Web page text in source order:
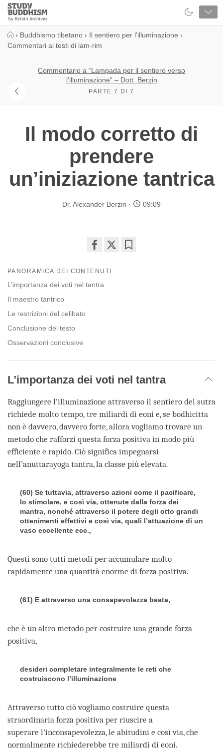
Close
Study
Buddhism
› Buddhismo tibetano › Il sentiero per l'illuminazione ›
Commentari ai testi di lam-rim
Commentario a “Lampada per il sentiero verso
l’illuminazione” – Dott. Berzin
PARTE 7 DI 7
Il modo corretto di
prendere
un’iniziazione tantrica
Dr. Alexander Berzin 09:09
on
facebook
PANORAMICA DEI CONTENUTI
L’importanza dei voti nel tantra
Il maestro tantrico
Le restrizioni del celibato
Conclusione del testo
Osservazioni conclusive
L’importanza dei voti nel tantra
Raggiungere l’illuminazione attraverso il sentiero del sutra
richiede molto tempo, tre miliardi di eoni e, se bodhicitta
non è davvero, davvero forte, allora vogliamo trovare un
metodo che rafforzi questa forza positiva in modo più
efficiente e rapido. Ciò significa impegnarsi
nell’anuttarayoga tantra, la classe più elevata.
(60) Se tuttavia, attraverso azioni come il pacificare,
lo stimolare, e così via, ottenute dalla forza dei
mantra, nonché attraverso il potere degli otto grandi
ottenimenti effettivi e così via, quali l’attuazione di un
vaso eccellente ecc.,
Questi sono tutti metodi per accumulare molto
rapidamente una quantità enorme di forza positiva.
(61) E attraverso una consapevolezza beata,
che è un altro metodo per costruire una grande forza
positiva,
desideri completare integralmente le reti che
costruiscono l’illuminazione
Attraverso tutto ciò vogliamo costruire questa
straordinaria forza positiva per riuscire a
superare l’inconsapevolezza, le abitudini e così via, che
normalmente richiederebbe tre miliardi di eoni.